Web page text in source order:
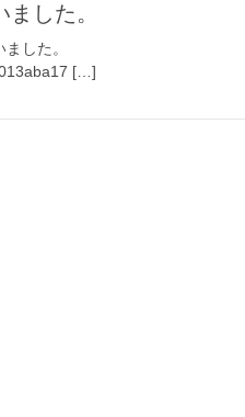
した。
した。
[…]